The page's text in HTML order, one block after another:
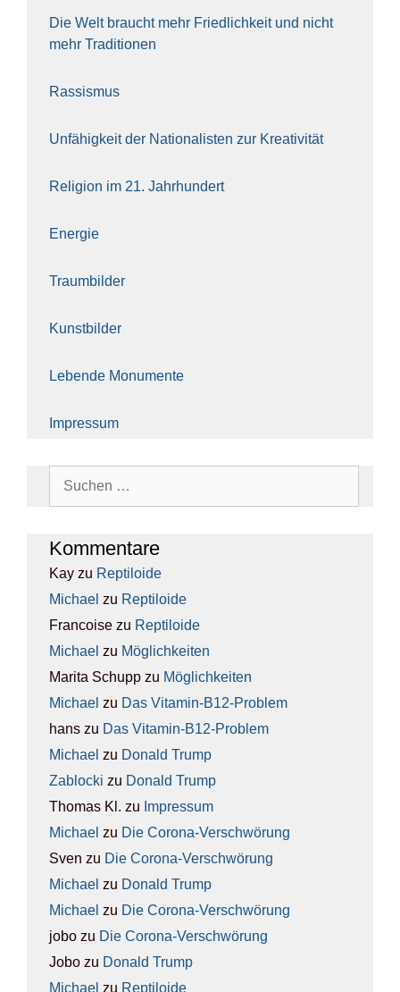
Die Welt braucht mehr Fried­lich­keit und nicht
mehr Tra­di­tio­nen
Ras­sis­mus
Unfä­hig­keit der Natio­na­lis­ten zur Krea­ti­vi­tät
Reli­gi­on im 21. Jahr­hun­dert
Ener­gie
Traum­bil­der
Kunst­bil­der
Leben­de Monu­men­te
Impres­sum
Kom­men­ta­re
Kay zu Rep­ti­lo­ide
Michael zu Rep­ti­lo­ide
Francoise zu Rep­ti­lo­ide
Michael zu Mög­lich­kei­ten
Marita Schupp zu Mög­lich­kei­ten
Michael zu Das Vit­amin-B12-Pro­blem
hans zu Das Vit­amin-B12-Pro­blem
Michael zu Donald Trump
Zablocki zu Donald Trump
Thomas Kl. zu Impres­sum
Michael zu Die Coro­na-Ver­schwö­rung
Sven zu Die Coro­na-Ver­schwö­rung
Michael zu Donald Trump
Michael zu Die Coro­na-Ver­schwö­rung
jobo zu Die Coro­na-Ver­schwö­rung
Jobo zu Donald Trump
Michael zu Rep­ti­lo­ide